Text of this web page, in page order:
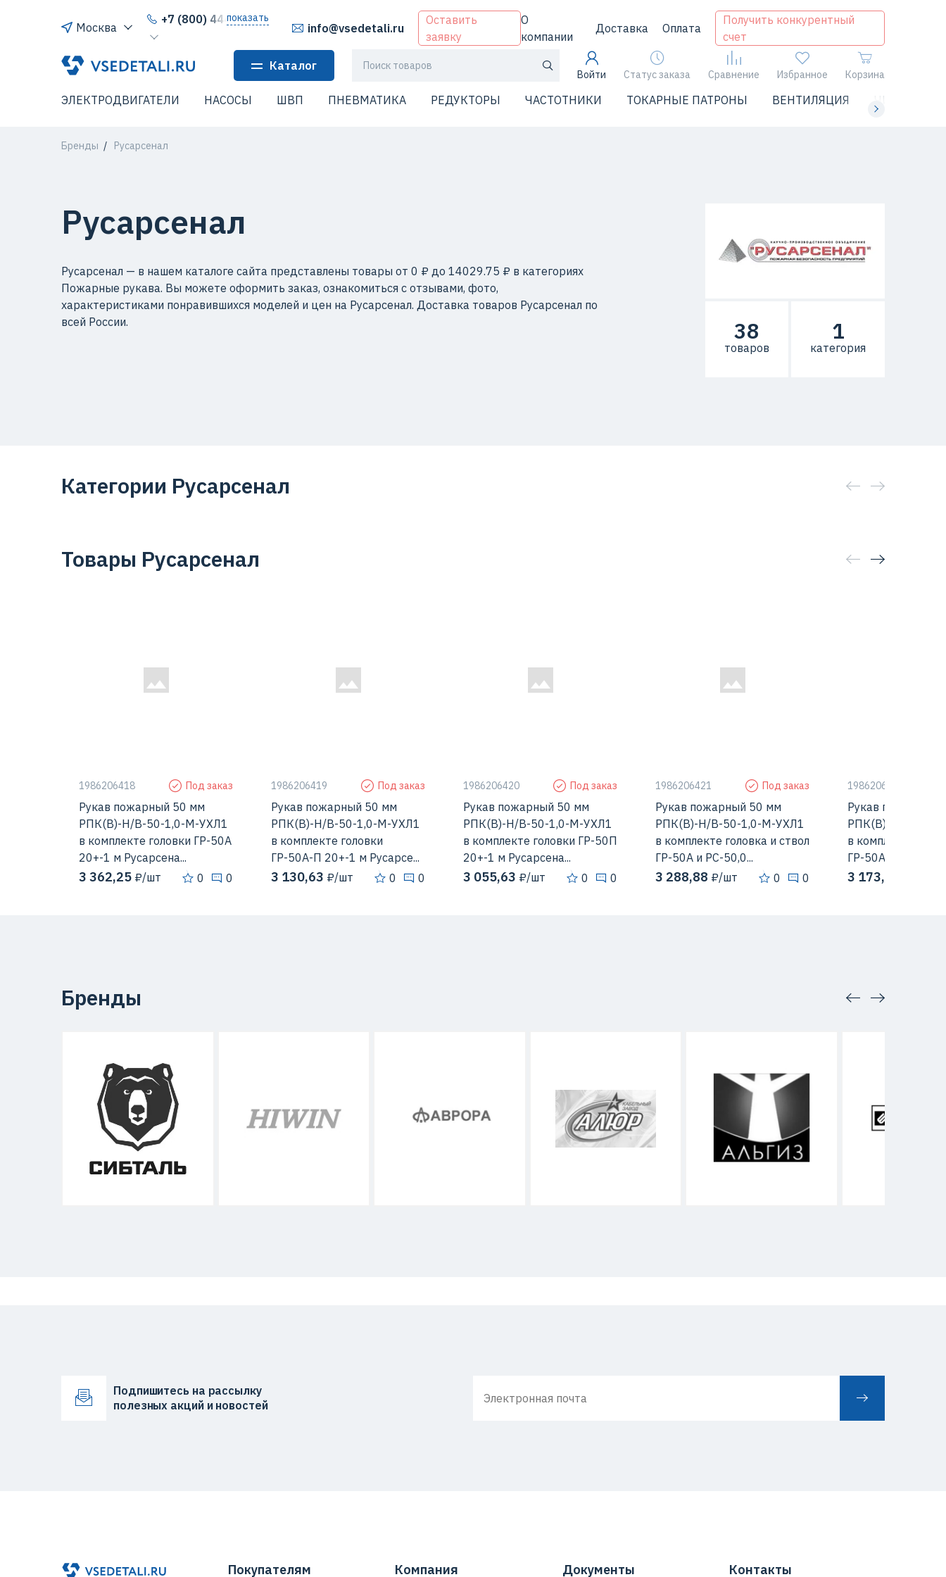
Москва
+7 (800) 444-64-80
показать
info@vsedetali.ru
Оставить
заявку
О
компании
Доставка Оплата
Получить конкурентный
счет
Каталог
Войти Статус заказа Сравнение Избранное Корзина
ЭЛЕКТРОДВИГАТЕЛИ НАСОСЫ ШВП ПНЕВМАТИКА РЕДУКТОРЫ ЧАСТОТНИКИ ТОКАРНЫЕ ПАТРОНЫ ВЕНТИЛЯЦИЯ ЧИЛЛЕРЫ
Бренды Русарсенал
Русарсенал
Русарсенал — в нашем каталоге сайта представлены товары от 0 ₽ до 14029.75 ₽ в категориях
Пожарные рукава. Вы можете оформить заказ, ознакомиться с отзывами, фото,
характеристиками понравившихся моделей и цен на Русарсенал. Доставка товаров Русарсенал по
всей России.
38
товаров
1
категория
Категории Русарсенал
Товары Русарсенал
1986206418 Под заказ
Рукав пожарный 50 мм
РПК(В)-Н/В-50-1,0-М-УХЛ1
в комплекте головки ГР-50А
20+-1 м Русарсена...
3 362,25 ₽/шт 0 0
1986206419 Под заказ
Рукав пожарный 50 мм
РПК(В)-Н/В-50-1,0-М-УХЛ1
в комплекте головки
ГР-50А-П 20+-1 м Русарсе...
3 130,63 ₽/шт 0 0
1986206420 Под заказ
Рукав пожарный 50 мм
РПК(В)-Н/В-50-1,0-М-УХЛ1
в комплекте головки ГР-50П
20+-1 м Русарсена...
3 055,63 ₽/шт 0 0
1986206421 Под заказ
Рукав пожарный 50 мм
РПК(В)-Н/В-50-1,0-М-УХЛ1
в комплекте головка и ствол
ГР-50А и РС-50,0...
3 288,88 ₽/шт 0 0
1986206422
Рукав пожарный
РПК(В)-Н/В-50-
в комплекте
ГР-50А-П и РС-
3 173,13
Бренды
Подпишитесь на рассылку
полезных акций и новостей
Покупателям Компания Документы Контакты